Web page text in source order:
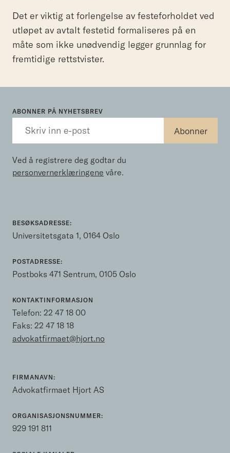
Det er viktig at forlengelse av festeforholdet ved
utløpet av avtalt festetid formaliseres på en
måte som ikke unødvendig legger grunnlag for
fremtidige rettstvister.
ABONNER PÅ NYHETSBREV
Ved å registrere deg godtar du
personvernerklæringene våre.
BESØKSADRESSE:
Universitetsgata 1, 0164 Oslo
POSTADRESSE:
Postboks 471 Sentrum, 0105 Oslo
KONTAKTINFORMASJON
Telefon: 22 47 18 00
Faks: 22 47 18 18
advokatfirmaet@hjort.no
FIRMANAVN:
Advokatfirmaet Hjort AS
ORGANISASJONSNUMMER:
929 191 811